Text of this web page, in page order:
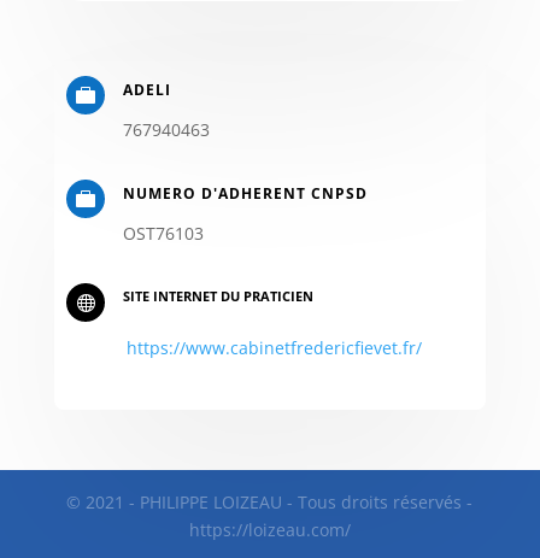
 ADELI
767940463
 NUMERO D'ADHERENT CNPSD
OST76103
 SITE INTERNET DU PRATICIEN
https://www.cabinetfredericfievet.fr/
© 2021 - PHILIPPE LOIZEAU - Tous droits réservés -
https://loizeau.com/